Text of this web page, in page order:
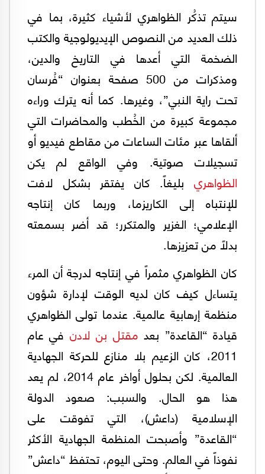
سيتم تذكُر الظواهري لأشياء كثيرة، بما في
ذلك العديد من النصوص الإيديولوجية والكتب
الضخمة التي أعدها في التاريخ والدين،
ومذكرات من 500 صفحة بعنوان “فُرسان
تحت راية النبي”، وغيرها. كما أنه يترك وراءه
مجموعة كبيرة من الخُطب والمحاضرات التي
ألقاها عبر مئات الساعات من مقاطع فيديو أو
تسجيلات صوتية. وفي الواقع لم يكن
الظواهري بليغاً. كان يفتقر بشكل لافت
للإنتباه إلى الكاريزما، وربما كان إنتاجه
الإعلامي؛ الغزير والمتكرر؛ قد أضر بسمعته
بدلاً من تعزيزها.
كان الظواهري مثمراً في إنتاجه لدرجة أن المرء
يتساءل كيف كان لديه الوقت لإدارة شؤون
منظمة إرهابية عالمية. عندما تولى الظواهري
قيادة “القاعدة” بعد مقتل بن لادن في عام
2011، كان الزعيم بلا منازع للحركة الجهادية
العالمية. لكن بحلول أواخر عام 2014، لم يعد
هذا هو الحال. والسبب: صعود الدولة
الإسلامية (داعش)، التي تفوقت على
“القاعدة” وأصبحت المنظمة الجهادية الأكثر
نفوذاً في العالم. وحتى اليوم، تحتفظ “داعش”